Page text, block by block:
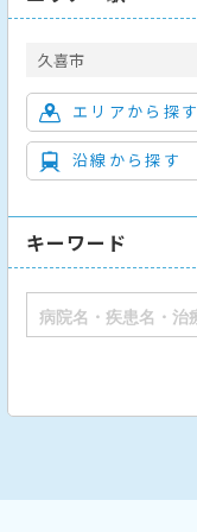
久喜市
エリアから探す
沿線から探す
キーワード